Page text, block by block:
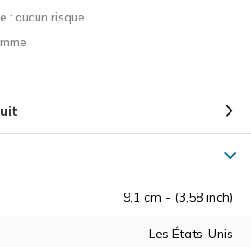
: aucun risque
9,1 cm - (3,58 inch)
Les États-Unis